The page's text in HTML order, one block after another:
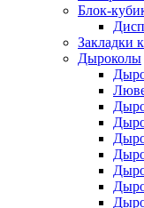
Блок-
Закладки
Дыроколы